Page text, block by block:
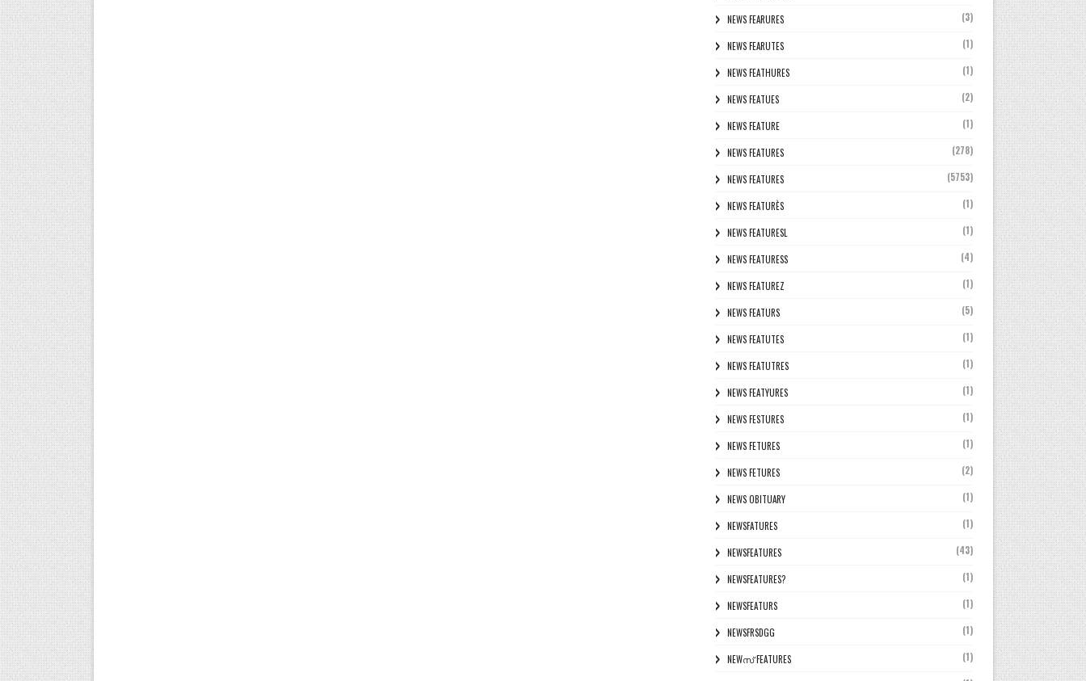
NEWS FEARURES (3)
NEWS FEARUTES (1)
NEWS FEATHURES (1)
NEWS FEATUES (2)
NEWS FEATURE (1)
NEWS FEATURES (278)
NEWS FEATURES (5753)
NEWS FEATURÈS (1)
NEWS FEATURESL (1)
NEWS FEATURESS (4)
NEWS FEATUREZ (1)
NEWS FEATURS (5)
NEWS FEATUTES (1)
NEWS FEATUTRES (1)
NEWS FEATYURES (1)
NEWS FESTURES (1)
NEWS FETURES (1)
NEWS FETURES (2)
NEWS OBITUARY (1)
NEWSFATURES (1)
NEWSFEATURES (43)
NEWSFEATURES? (1)
NEWSFEATURS (1)
NEWSFRSDGG (1)
NEWസ് FEATURES (1)